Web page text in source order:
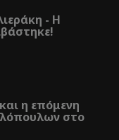
- Η
η επόμενη
στο